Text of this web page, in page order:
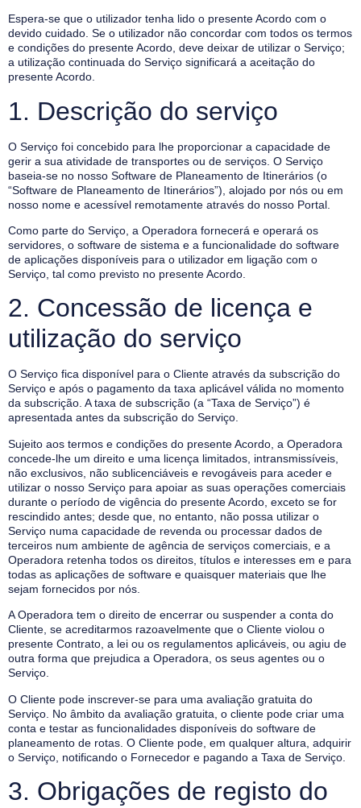
Espera-se que o utilizador tenha lido o presente Acordo com o
devido cuidado. Se o utilizador não concordar com todos os termos
e condições do presente Acordo, deve deixar de utilizar o Serviço;
a utilização continuada do Serviço significará a aceitação do
presente Acordo.
1. Descrição do serviço
O Serviço foi concebido para lhe proporcionar a capacidade de
gerir a sua atividade de transportes ou de serviços. O Serviço
baseia-se no nosso Software de Planeamento de Itinerários (o
“Software de Planeamento de Itinerários”), alojado por nós ou em
nosso nome e acessível remotamente através do nosso Portal.
Como parte do Serviço, a Operadora fornecerá e operará os
servidores, o software de sistema e a funcionalidade do software
de aplicações disponíveis para o utilizador em ligação com o
Serviço, tal como previsto no presente Acordo.
2. Concessão de licença e
utilização do serviço
O Serviço fica disponível para o Cliente através da subscrição do
Serviço e após o pagamento da taxa aplicável válida no momento
da subscrição. A taxa de subscrição (a “Taxa de Serviço”) é
apresentada antes da subscrição do Serviço.
Sujeito aos termos e condições do presente Acordo, a Operadora
concede-lhe um direito e uma licença limitados, intransmissíveis,
não exclusivos, não sublicenciáveis e revogáveis para aceder e
utilizar o nosso Serviço para apoiar as suas operações comerciais
durante o período de vigência do presente Acordo, exceto se for
rescindido antes; desde que, no entanto, não possa utilizar o
Serviço numa capacidade de revenda ou processar dados de
terceiros num ambiente de agência de serviços comerciais, e a
Operadora retenha todos os direitos, títulos e interesses em e para
todas as aplicações de software e quaisquer materiais que lhe
sejam fornecidos por nós.
A Operadora tem o direito de encerrar ou suspender a conta do
Cliente, se acreditarmos razoavelmente que o Cliente violou o
presente Contrato, a lei ou os regulamentos aplicáveis, ou agiu de
outra forma que prejudica a Operadora, os seus agentes ou o
Serviço.
O Cliente pode inscrever-se para uma avaliação gratuita do
Serviço. No âmbito da avaliação gratuita, o cliente pode criar uma
conta e testar as funcionalidades disponíveis do software de
planeamento de rotas. O Cliente pode, em qualquer altura, adquirir
o Serviço, notificando o Fornecedor e pagando a Taxa de Serviço.
3. Obrigações de registo do